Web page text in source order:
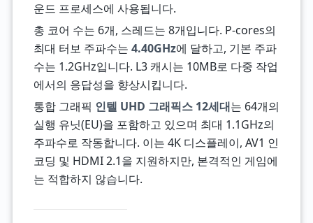
운드 프로세스에 사용됩니다.
총 코어 수는 6개, 스레드는 8개입니다. P-cores의
최대 터보 주파수는 4.40GHz에 달하고, 기본 주파
수는 1.2GHz입니다. L3 캐시는 10MB로 다중 작업
에서의 응답성을 향상시킵니다.
통합 그래픽 인텔 UHD 그래픽스 12세대는 64개의
실행 유닛(EU)을 포함하고 있으며 최대 1.1GHz의
주파수로 작동합니다. 이는 4K 디스플레이, AV1 인
코딩 및 HDMI 2.1을 지원하지만, 본격적인 게임에
는 적합하지 않습니다.